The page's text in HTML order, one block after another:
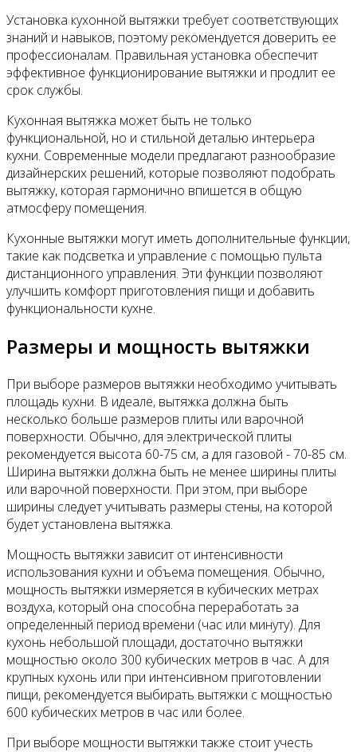
Установка кухонной вытяжки требует соответствующих
знаний и навыков, поэтому рекомендуется доверить ее
профессионалам. Правильная установка обеспечит
эффективное функционирование вытяжки и продлит ее
срок службы.
Кухонная вытяжка может быть не только
функциональной, но и стильной деталью интерьера
кухни. Современные модели предлагают разнообразие
дизайнерских решений, которые позволяют подобрать
вытяжку, которая гармонично впишется в общую
атмосферу помещения.
Кухонные вытяжки могут иметь дополнительные функции,
такие как подсветка и управление с помощью пульта
дистанционного управления. Эти функции позволяют
улучшить комфорт приготовления пищи и добавить
функциональности кухне.
Размеры и мощность вытяжки
При выборе размеров вытяжки необходимо учитывать
площадь кухни. В идеале, вытяжка должна быть
несколько больше размеров плиты или варочной
поверхности. Обычно, для электрической плиты
рекомендуется высота 60-75 см, а для газовой - 70-85 см.
Ширина вытяжки должна быть не менее ширины плиты
или варочной поверхности. При этом, при выборе
ширины следует учитывать размеры стены, на которой
будет установлена вытяжка.
Мощность вытяжки зависит от интенсивности
использования кухни и объема помещения. Обычно,
мощность вытяжки измеряется в кубических метрах
воздуха, который она способна переработать за
определенный период времени (час или минуту). Для
кухонь небольшой площади, достаточно вытяжки
мощностью около 300 кубических метров в час. А для
крупных кухонь или при интенсивном приготовлении
пищи, рекомендуется выбирать вытяжки с мощностью
600 кубических метров в час или более.
При выборе мощности вытяжки также стоит учесть